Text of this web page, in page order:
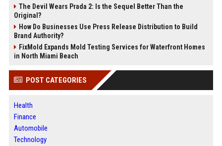
The Devil Wears Prada 2: Is the Sequel Better Than the
Original?
How Do Businesses Use Press Release Distribution to Build
Brand Authority?
FixMold Expands Mold Testing Services for Waterfront Homes
in North Miami Beach
POST CATEGORIES
Health
Finance
Automobile
Technology